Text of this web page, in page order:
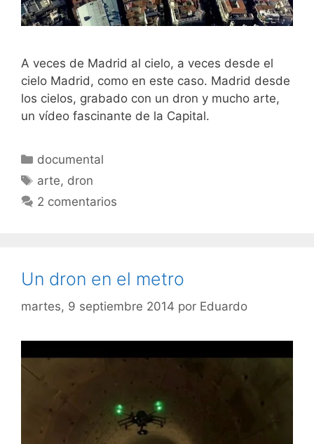
A veces de Madrid al cielo, a veces desde el
cielo Madrid, como en este caso. Madrid desde
los cielos, grabado con un dron y mucho arte,
un vídeo fascinante de la Capital.
Categorías
documental
Etiquetas
arte, dron
2 comentarios
Un dron en el metro
martes, 9 septiembre 2014 por Eduardo